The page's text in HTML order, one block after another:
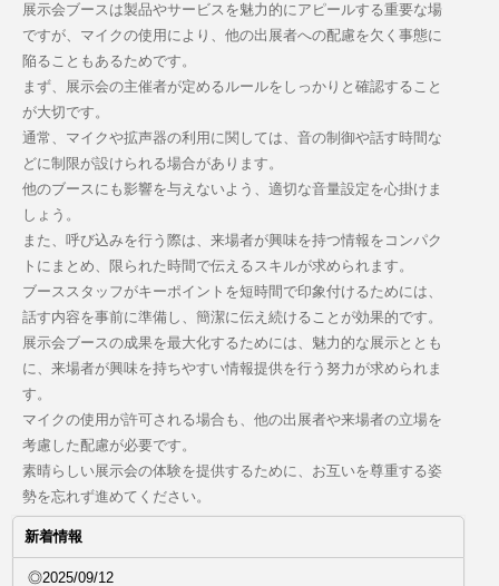
展示会ブースは製品やサービスを魅力的にアピールする重要な場
ですが、マイクの使用により、他の出展者への配慮を欠く事態に
陥ることもあるためです。
まず、展示会の主催者が定めるルールをしっかりと確認すること
が大切です。
通常、マイクや拡声器の利用に関しては、音の制御や話す時間な
どに制限が設けられる場合があります。
他のブースにも影響を与えないよう、適切な音量設定を心掛けま
しょう。
また、呼び込みを行う際は、来場者が興味を持つ情報をコンパク
トにまとめ、限られた時間で伝えるスキルが求められます。
ブーススタッフがキーポイントを短時間で印象付けるためには、
話す内容を事前に準備し、簡潔に伝え続けることが効果的です。
展示会ブースの成果を最大化するためには、魅力的な展示ととも
に、来場者が興味を持ちやすい情報提供を行う努力が求められま
す。
マイクの使用が許可される場合も、他の出展者や来場者の立場を
考慮した配慮が必要です。
素晴らしい展示会の体験を提供するために、お互いを尊重する姿
勢を忘れず進めてください。
新着情報
◎2025/09/12